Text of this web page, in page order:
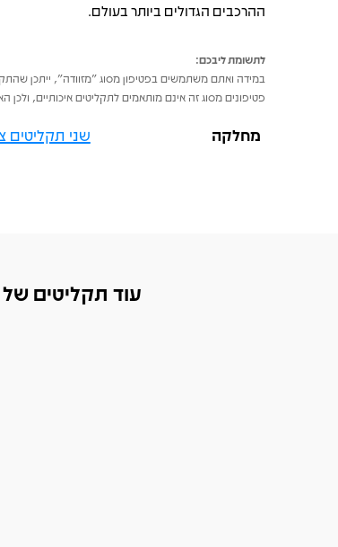
ההרכבים הגדולים ביותר בעולם.
לתשומת ליבכם:
במידה ואתם משתמשים בפטיפון מסוג "מזוודה", ייתכן
פטיפונים מסוג זה אינם מותאמים לתקליטים איכותיים,
מחלקה שני תקליטים
עוד תקליטים של BTS